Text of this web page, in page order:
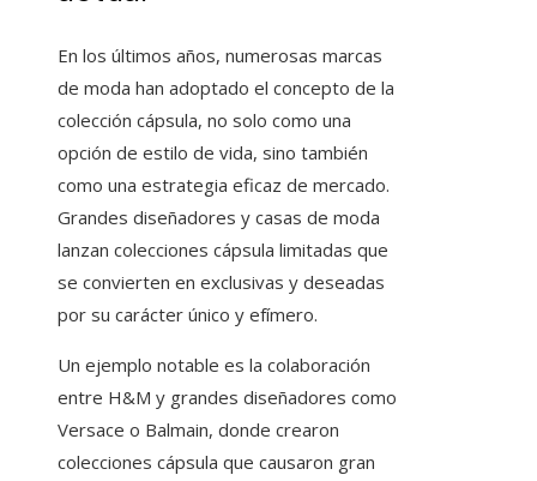
En los últimos años, numerosas marcas
de moda han adoptado el concepto de la
colección cápsula, no solo como una
opción de estilo de vida, sino también
como una estrategia eficaz de mercado.
Grandes diseñadores y casas de moda
lanzan colecciones cápsula limitadas que
se convierten en exclusivas y deseadas
por su carácter único y efímero.
Un ejemplo notable es la colaboración
entre H&M y grandes diseñadores como
Versace o Balmain, donde crearon
colecciones cápsula que causaron gran